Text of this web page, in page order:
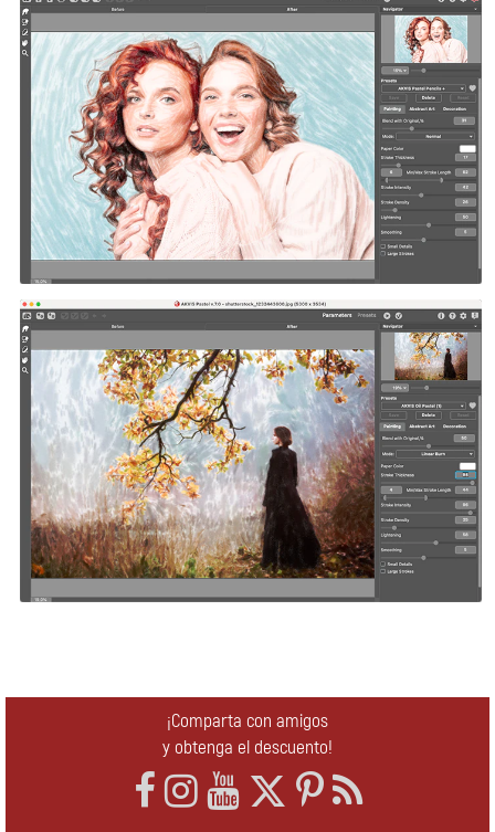
¡Comparta con amigos
y obtenga el descuento!